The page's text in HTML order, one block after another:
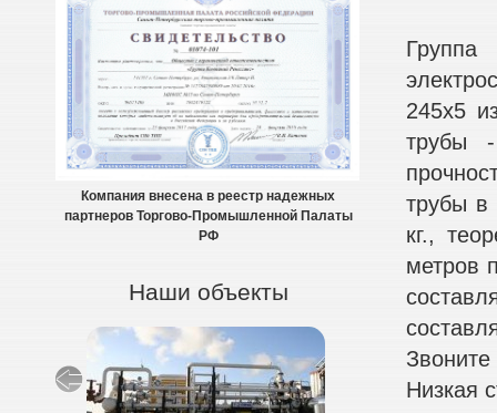
Компания внесена в реестр надежных
партнеров Торгово-Промышленной Палаты
РФ
Наши объекты
Группа
245х5
трубы
трубы в
кг.,
метров
Низкая